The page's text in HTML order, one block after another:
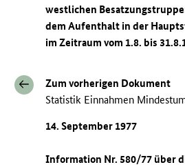
westlichen
dem Aufenthalt in der
im Zeitraum vom 1.8. bis
Zum vorherigen Dokument
Statistik Einnahmen
14. September 1977
Information Nr. 580/77 über